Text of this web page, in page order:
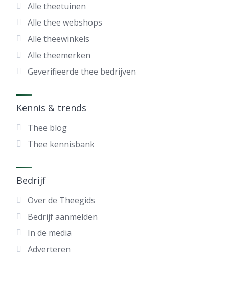
Alle theetuinen
Alle thee webshops
Alle theewinkels
Alle theemerken
Geverifieerde thee bedrijven
Kennis & trends
Thee blog
Thee kennisbank
Bedrijf
Over de Theegids
Bedrijf aanmelden
In de media
Adverteren